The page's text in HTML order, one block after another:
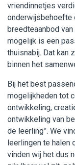
Contact
vriendinnetjes
onderwijsbehoefte
breedteaanbod
mogelijk is een
thuisnabij. Dat kan
binnen het
Bij het best
mogelijkheden tot
ontwikkeling,
ontwikkeling van
de leerling”. We
leerlingen te halen
vinden wij het dus